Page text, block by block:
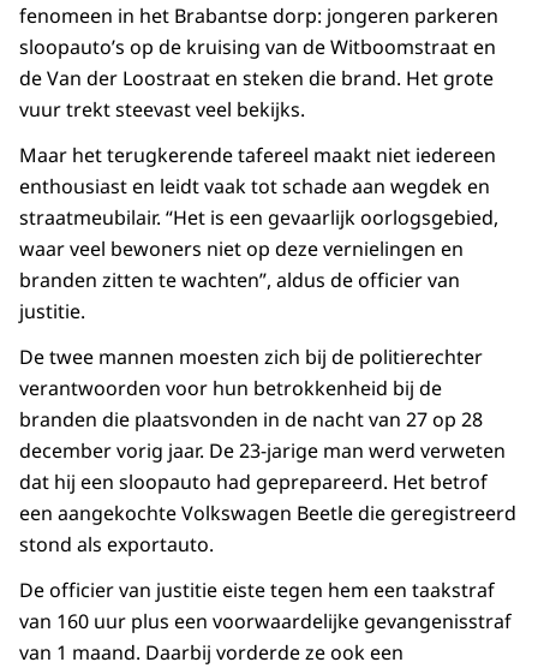
fenomeen in het Brabantse dorp: jongeren parkeren
sloopauto’s op de kruising van de Witboomstraat en
de Van der Loostraat en steken die brand. Het grote
vuur trekt steevast veel bekijks.
Maar het terugkerende tafereel maakt niet iedereen
enthousiast en leidt vaak tot schade aan wegdek en
straatmeubilair. “Het is een gevaarlijk oorlogsgebied,
waar veel bewoners niet op deze vernielingen en
branden zitten te wachten”, aldus de officier van
justitie.
De twee mannen moesten zich bij de politierechter
verantwoorden voor hun betrokkenheid bij de
branden die plaatsvonden in de nacht van 27 op 28
december vorig jaar. De 23-jarige man werd verweten
dat hij een sloopauto had geprepareerd. Het betrof
een aangekochte Volkswagen Beetle die geregistreerd
stond als exportauto.
De officier van justitie eiste tegen hem een taakstraf
van 160 uur plus een voorwaardelijke gevangenisstraf
van 1 maand. Daarbij vorderde ze ook een